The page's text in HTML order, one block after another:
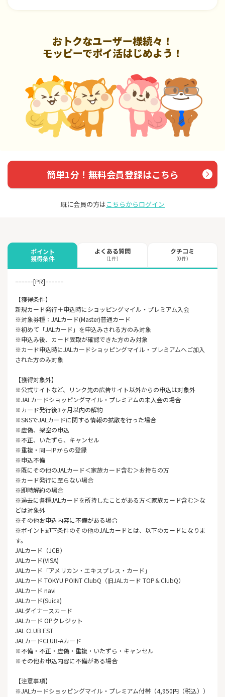
おトクなユーザー様続々！
モッピーでポイ活はじめよう！
簡単1分！無料会員登録はこちら
既に会員の方はこちらからログイン
ポイント
獲得条件
よくある質問
（1件）
クチコミ
（0件）
ｰｰｰｰｰｰ[PR]ｰｰｰｰｰｰ
【獲得条件】
新規カード発行＋申込時にショッピングマイル・プレミアム入会
※対象券種：JALカード(Master)普通カード
※初めて「JALカード」を申込みされる方のみ対象
※申込み後、カード受取が確認できた方のみ対象
※カード申込時にJALカードショッピングマイル・プレミアムへご加入
された方のみ対象
【獲得対象外】
※公式サイトなど、リンク先の広告サイト以外からの申込は対象外
※JALカードショッピングマイル・プレミアムの未入会の場合
※カード発行後3ヶ月以内の解約
※SNSでJALカードに関する情報の拡散を行った場合
※虚偽、架空の申込
※不正、いたずら、キャンセル
※重複・同一IPからの登録
※申込不備
※既にその他のJALカード＜家族カード含む＞お持ちの方
※カード発行に至らない場合
※即時解約の場合
※過去に各種JALカードを所持したことがある方＜家族カード含む＞な
どは対象外
※その他お申込内容に不備がある場合
※ポイント却下条件のその他のJALカードとは、以下のカードになりま
す。
JALカード（JCB）
JALカード(VISA)
JALカード「アメリカン・エキスプレス・カード」
JALカード TOKYU POINT ClubQ（旧JALカード TOP＆ClubQ）
JALカード navi
JALカード(Suica)
JALダイナースカード
JALカード OPクレジット
JAL CLUB EST
JALカードCLUB-Aカード
※不備・不正・虚偽・重複・いたずら・キャンセル
※その他お申込内容に不備がある場合
【注意事項】
※JALカードショッピングマイル・プレミアム付帯（4,950円（税込））